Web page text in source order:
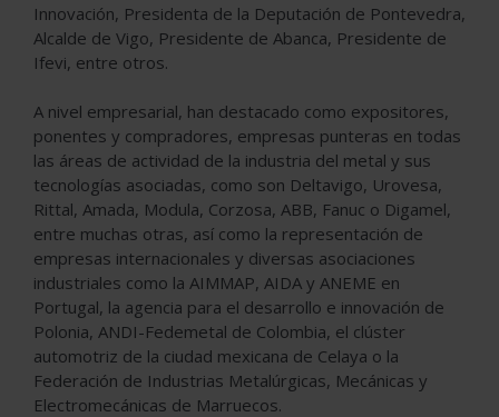
Innovación, Presidenta de la Deputación de Pontevedra,
Alcalde de Vigo, Presidente de Abanca, Presidente de
Ifevi, entre otros.
A nivel empresarial, han destacado como expositores,
ponentes y compradores, empresas punteras en todas
las áreas de actividad de la industria del metal y sus
tecnologías asociadas, como son Deltavigo, Urovesa,
Rittal, Amada, Modula, Corzosa, ABB, Fanuc o Digamel,
entre muchas otras, así como la representación de
empresas internacionales y diversas asociaciones
industriales como la AIMMAP, AIDA y ANEME en
Portugal, la agencia para el desarrollo e innovación de
Polonia, ANDI-Fedemetal de Colombia, el clúster
automotriz de la ciudad mexicana de Celaya o la
Federación de Industrias Metalúrgicas, Mecánicas y
Electromecánicas de Marruecos.